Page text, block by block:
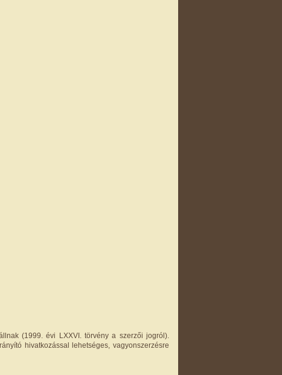
(1999. évi LXXVI. törvény a szerzői jogról).
hivatkozással lehetséges, vagyonszerzésre